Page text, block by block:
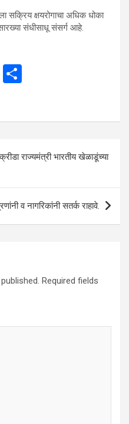
सक्रिय क्षयरोगाचा अधिक धोका
संधीसाधू संसर्ग आहे.
E
राज्यमंत्री भारतीय खेळाडूंच्या
व नागरिकांनी सतर्क राहावे.
Required fields